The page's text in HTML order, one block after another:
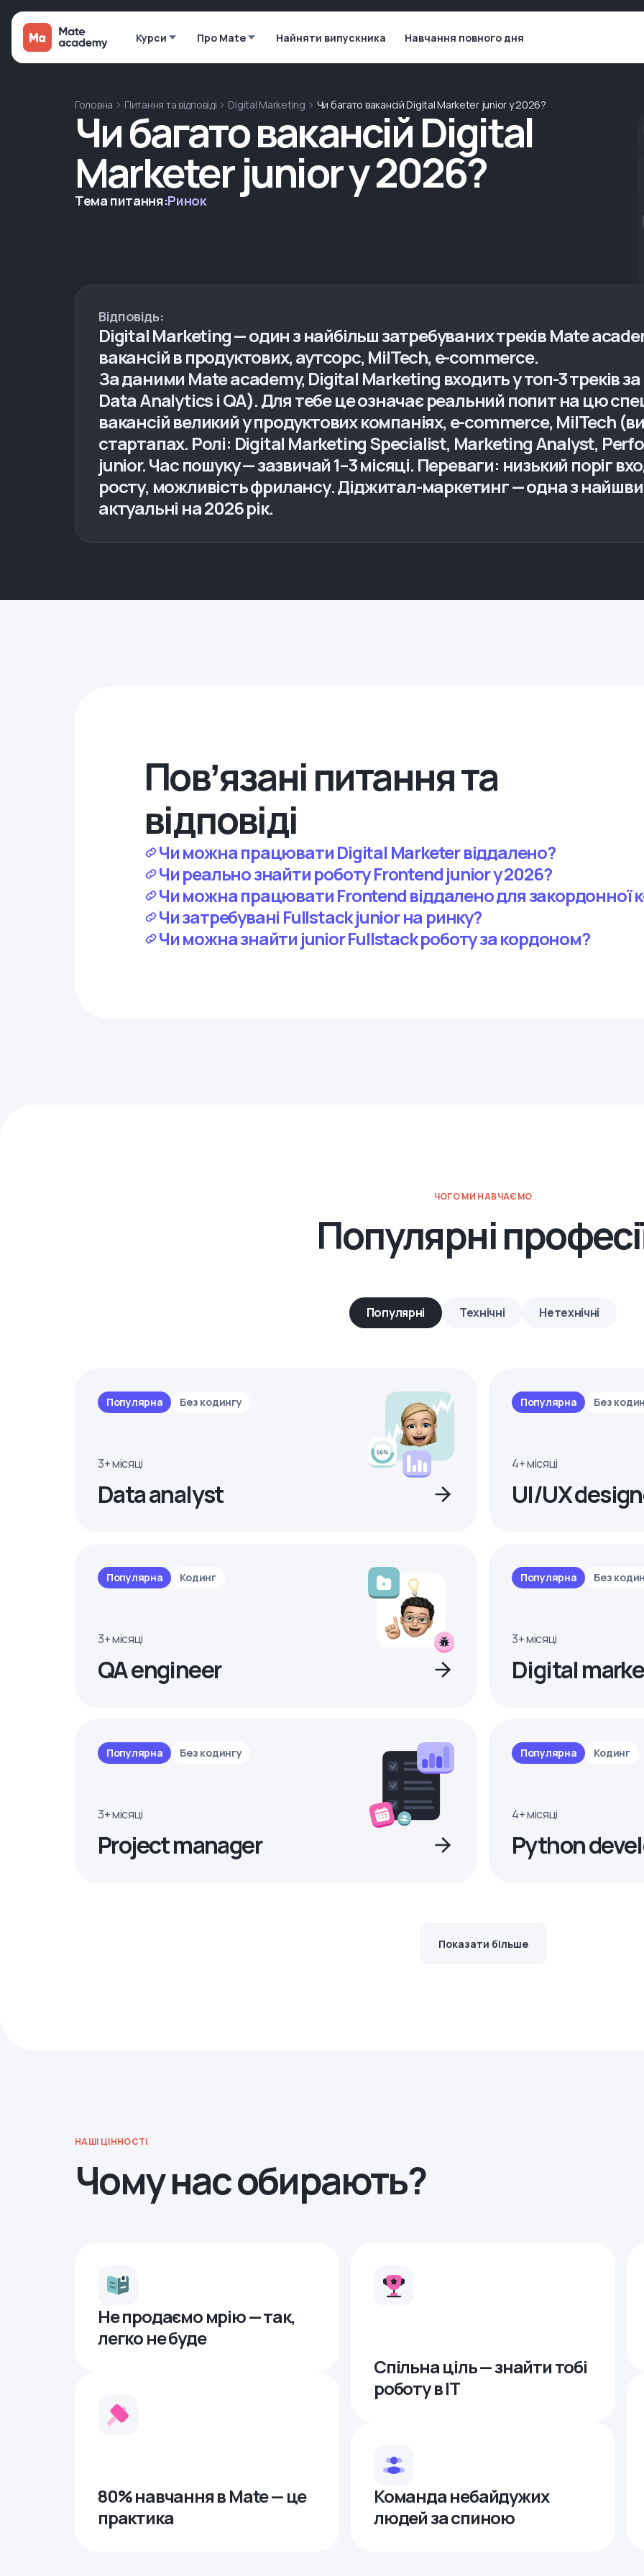
Курси Про Mate Найняти випускника Навчання повного дня
Головна Питання та відповіді Digital Marketing Чи багато вакансій Digital Marketer junior у 2026?
Чи багато вакансій Digital
Marketer junior у 2026?
Тема питання:Ринок
Відповідь:
Digital Marketing — один з найбільш затребуваних треків Mate
вакансій в продуктових, аутсорс, MilTech, e-commerce.
За даними Mate academy, Digital Marketing входить у топ-3 треків
Data Analytics і QA). Для тебе це означає реальний попит на цю
вакансій великий у продуктових компаніях, e-commerce, MilTech
стартапах. Ролі: Digital Marketing Specialist, Marketing Analyst,
junior. Час пошуку — зазвичай 1–3 місяці. Переваги: низький поріг
росту, можливість фрилансу. Діджитал-маркетинг — одна з
актуальні на 2026 рік.
Повʼязані питання та
відповіді
Чи можна працювати Digital Marketer віддалено?
Чи реально знайти роботу Frontend junior у 2026?
Чи можна працювати Frontend віддалено для закордонної
Чи затребувані Fullstack junior на ринку?
Чи можна знайти junior Fullstack роботу за кордоном?
ЧОГО МИ НАВЧАЄМО
Популярні
Популярні Технічні Нетехнічні
Популярна Без кодингу
3+ місяці
Data analyst
Популярна Без
4+ місяці
UI/UX
Популярна Кодинг
3+ місяці
QA engineer
Популярна Без
3+ місяці
Digital
Популярна Без кодингу
3+ місяці
Project manager
Популярна Кодинг
4+ місяці
Python
Показати більше
НАШІ ЦІННОСТІ
Чому нас обирають?
Не продаємо мрію — так,
легко не буде
80% навчання в Mate — це
практика
Спільна ціль — знайти тобі
роботу в ІТ
Команда небайдужих
людей за спиною